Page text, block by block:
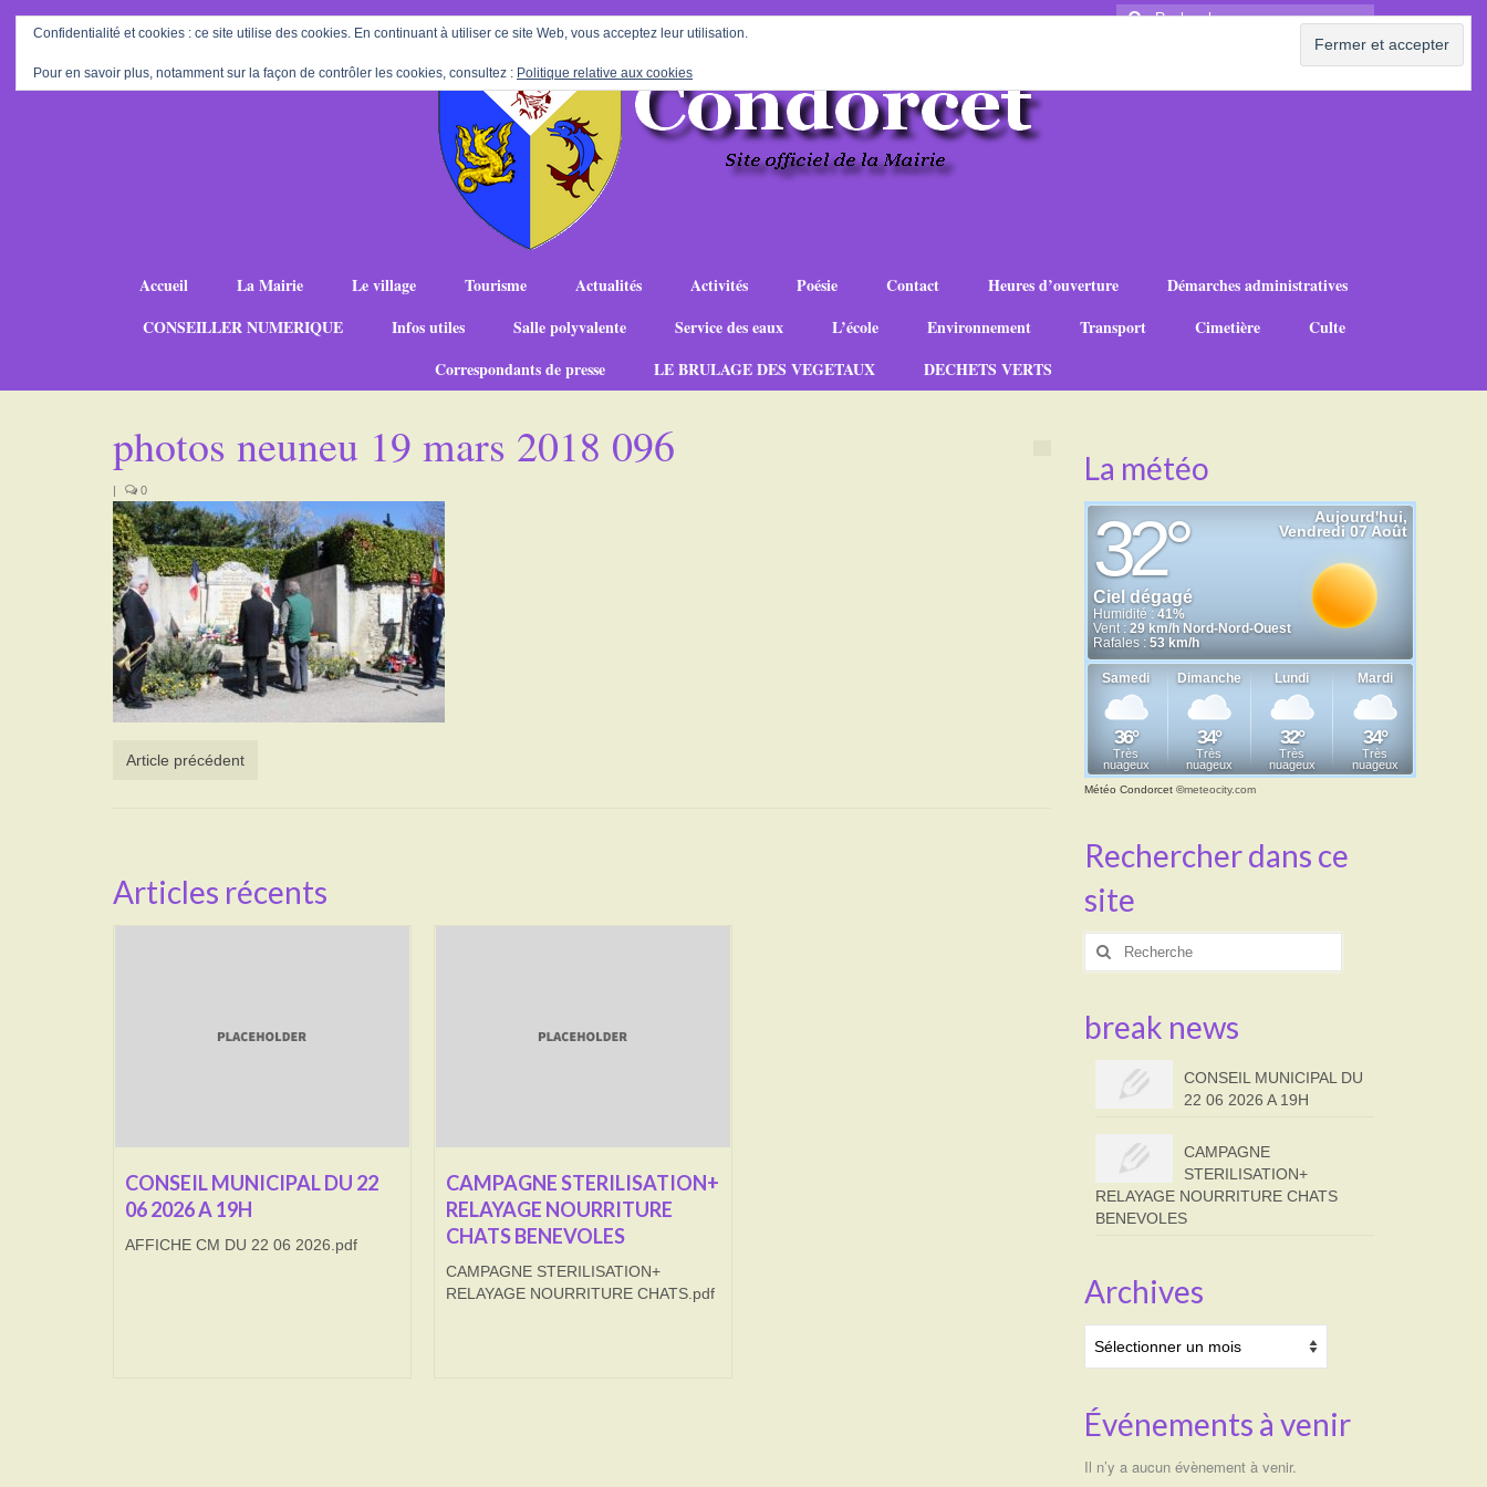
Rechercher
Accueil La Mairie Le village Tourisme Actualités Activités Poésie Contact Heures d’ouverture
Démarches administratives
CONSEILLER NUMERIQUE
Infos utiles Salle polyvalente Service des eaux L’école Environnement Transport Cimetière
Culte
Correspondants de presse
LE BRULAGE DES VEGETAUX DECHETS VERTS
photos neuneu 19 mars 2018 096
| 0
Article précédent
Articles récents
CONSEIL MUNICIPAL DU 22
06 2026 A 19H
AFFICHE CM DU 22 06 2026.pdf
CAMPAGNE STERILISATION+
RELAYAGE NOURRITURE
CHATS BENEVOLES
CAMPAGNE STERILISATION+
RELAYAGE NOURRITURE CHATS.pdf
La météo
Météo Condorcet©meteocity.com
Rechercher dans ce
site
Rechercher
break news
CONSEIL MUNICIPAL DU
22 06 2026 A 19H
CAMPAGNE
STERILISATION+
RELAYAGE NOURRITURE CHATS
BENEVOLES
Archives
Événements à venir
Il n’y a aucun évènement à venir.
Confidentialité et cookies : ce site utilise des cookies. En continuant à utiliser ce site Web, vous acceptez leur utilisation.
Pour en savoir plus, notamment sur la façon de contrôler les cookies, consultez : Politique relative aux cookies